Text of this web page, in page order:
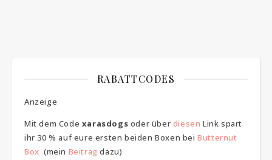
RABATTCODES
Anzeige
Mit dem Code xarasdogs oder über diesen Link spart
ihr 30 % auf eure ersten beiden Boxen beiButternut
Box (mein Beitrag dazu)